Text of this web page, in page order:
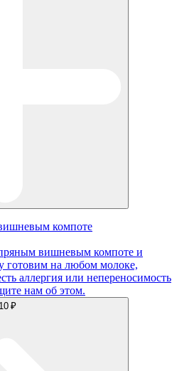
компоте
вишневым компоте и
готовим на любом молоке,
аллергия или непереносимость
нам об этом.
₽